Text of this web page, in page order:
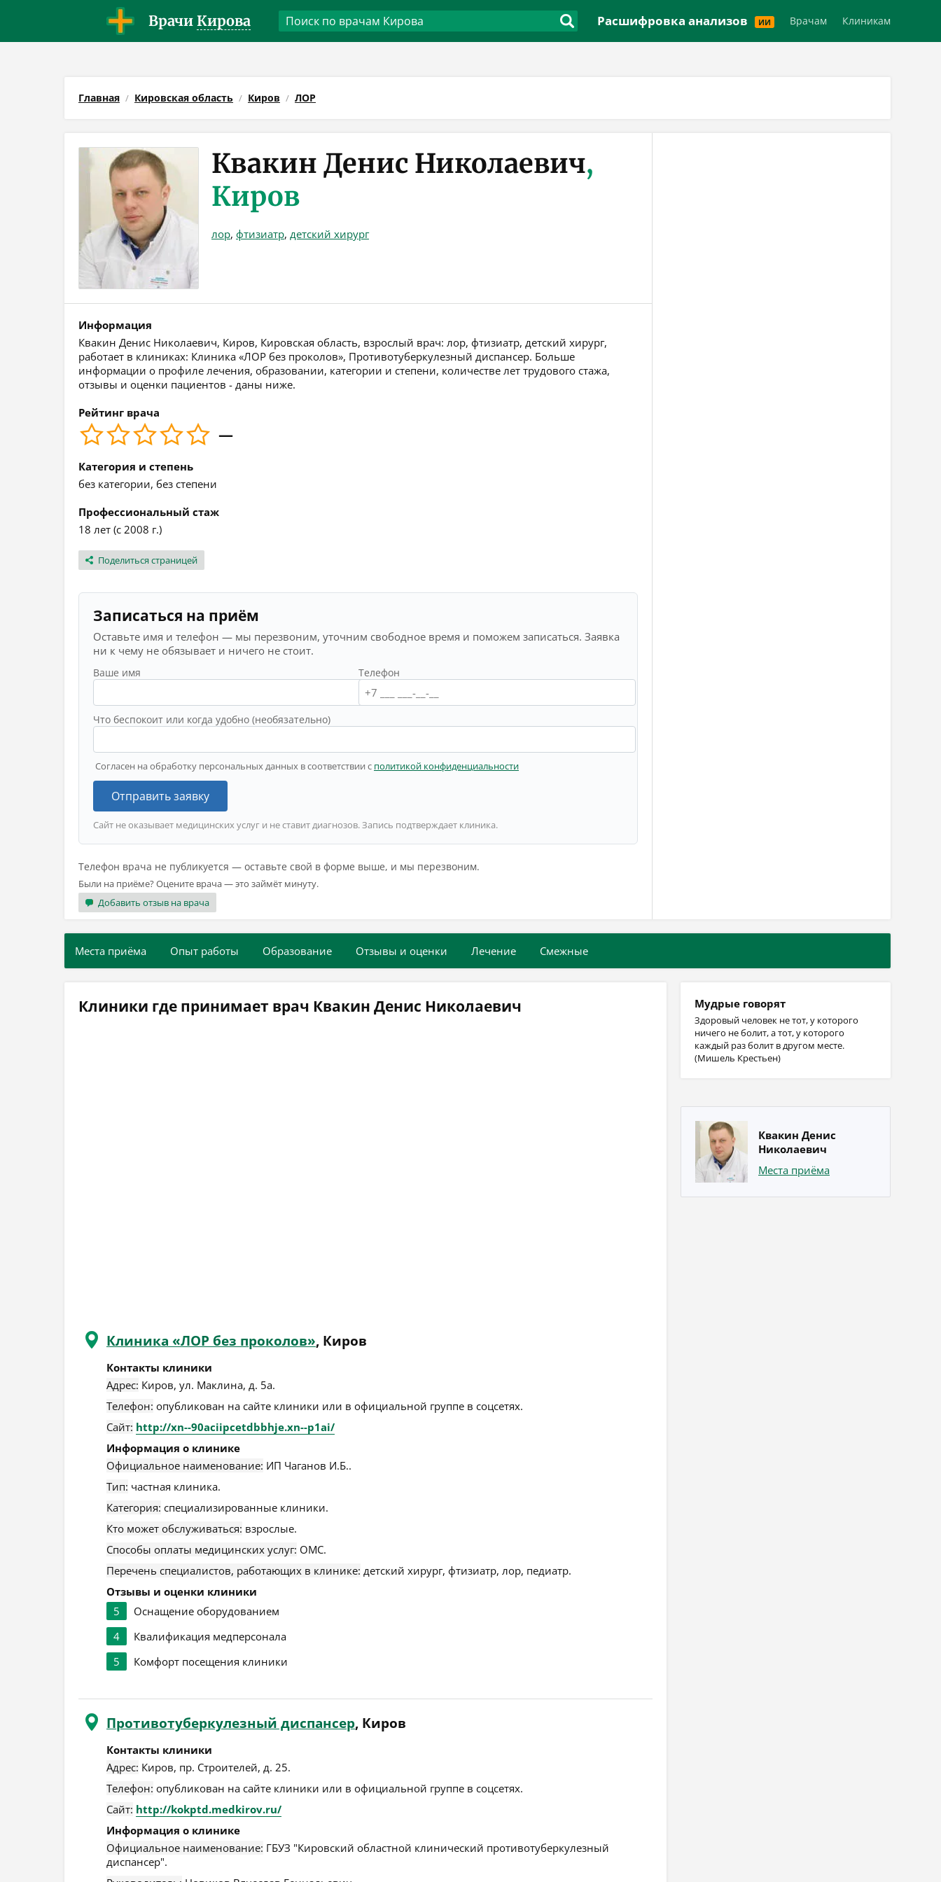
Врачи Кирова Расшифровка анализов ИИ Врачам Клиникам
Главная Кировская область Киров ЛОР
Квакин Денис Николаевич,
Киров
лор, фтизиатр, детский хирург
Информация
Квакин Денис Николаевич, Киров, Кировская область, взрослый врач: лор, фтизиатр, детский хирург,
работает в клиниках: Клиника «ЛОР без проколов», Противотуберкулезный диспансер. Больше
информации о профиле лечения, образовании, категории и степени, количестве лет трудового стажа,
отзывы и оценки пациентов - даны ниже.
Рейтинг врача
—
Категория и степень
без категории, без степени
Профессиональный стаж
18 лет (с 2008 г.)
Поделиться страницей
Записаться на приём
Оставьте имя и телефон — мы перезвоним, уточним свободное время и поможем записаться. Заявка
ни к чему не обязывает и ничего не стоит.
Ваше имя Телефон
Что беспокоит или когда удобно (необязательно)
Согласен на обработку персональных данных в соответствии с политикой конфиденциальности
Отправить заявку
Сайт не оказывает медицинских услуг и не ставит диагнозов. Запись подтверждает клиника.
Телефон врача не публикуется — оставьте свой в форме выше, и мы перезвоним.
Были на приёме? Оцените врача — это займёт минуту.
Добавить отзыв на врача
Места приёма Опыт работы Образование Отзывы и оценки Лечение Смежные
Клиники где принимает врач Квакин Денис Николаевич
Клиника «ЛОР без проколов», Киров
Контакты клиники
Адрес: Киров, ул. Маклина, д. 5а.
Телефон: опубликован на сайте клиники или в официальной группе в соцсетях.
Сайт: http://xn--90aciipcetdbbhje.xn--p1ai/
Информация о клинике
Официальное наименование: ИП Чаганов И.Б..
Тип: частная клиника.
Категория: специализированные клиники.
Кто может обслуживаться: взрослые.
Способы оплаты медицинских услуг: ОМС.
Перечень специалистов, работающих в клинике: детский хирург, фтизиатр, лор, педиатр.
Отзывы и оценки клиники
5
Оснащение оборудованием
4
Квалификация медперсонала
5
Комфорт посещения клиники
Противотуберкулезный диспансер, Киров
Контакты клиники
Адрес: Киров, пр. Строителей, д. 25.
Телефон: опубликован на сайте клиники или в официальной группе в соцсетях.
Сайт: http://kokptd.medkirov.ru/
Информация о клинике
Официальное наименование: ГБУЗ "Кировский областной клинический противотуберкулезный
диспансер".
Мудрые говорят
Здоровый человек не тот, у которого
ничего не болит, а тот, у которого
каждый раз болит в другом месте.
(Мишель Крестьен)
Квакин Денис
Николаевич
Места приёма